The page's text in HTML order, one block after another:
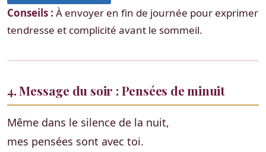
Conseils : À envoyer en fin de journée pour exprimer
tendresse et complicité avant le sommeil.
4. Message du soir : Pensées de minuit
Même dans le silence de la nuit,
mes pensées sont avec toi.